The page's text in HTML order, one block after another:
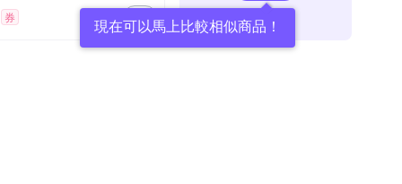
券 現在可以馬上比較相似商品！